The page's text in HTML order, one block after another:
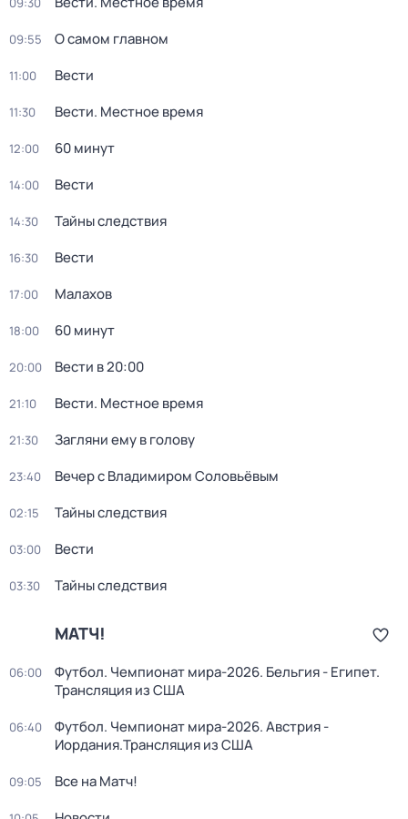
09:55 О самом главном
11:00 Вести
11:30 Вести. Местное время
12:00 60 минут
14:00 Вести
14:30 Тайны следствия
16:30 Вести
17:00 Малахов
18:00 60 минут
20:00 Вести в 20:00
21:10 Вести. Местное время
21:30 Загляни ему в голову
23:40 Вечер с Владимиром Соловьёвым
02:15 Тайны следствия
03:00 Вести
03:30 Тайны следствия
МАТЧ!
06:00
Футбол. Чемпионат мира-2026. Бельгия - Египет.
Трансляция из США
06:40
Футбол. Чемпионат мира-2026. Австрия -
Иордания.Трансляция из США
09:05 Все на Матч!